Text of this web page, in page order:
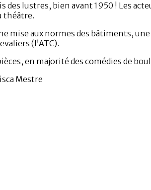
des lustres, bien avant 1950 ! Les
théâtre.
mise aux normes des bâtiments,
(l’ATC).
en majorité des comédies de
Mestre